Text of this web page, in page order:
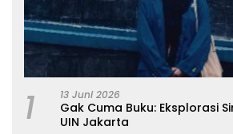
1 13 Juni 2026
Gak Cuma Buku: Eksplorasi
UIN Jakarta